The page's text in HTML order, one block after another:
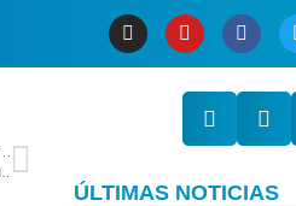
PRÓXIMO
Manaus tem os combustíveis mais caros do Brasil, aponta levantamento da ANP
ÚLTIMAS NOTICIAS